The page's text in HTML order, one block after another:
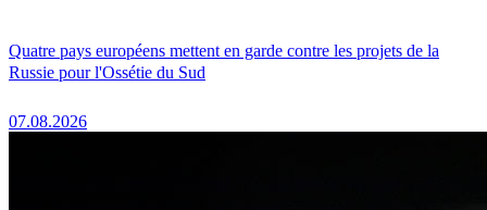
Quatre pays européens mettent en garde contre les projets de la
Russie pour l'Ossétie du Sud
07.08.2026